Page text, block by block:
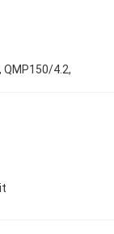
QMP150/4.2,